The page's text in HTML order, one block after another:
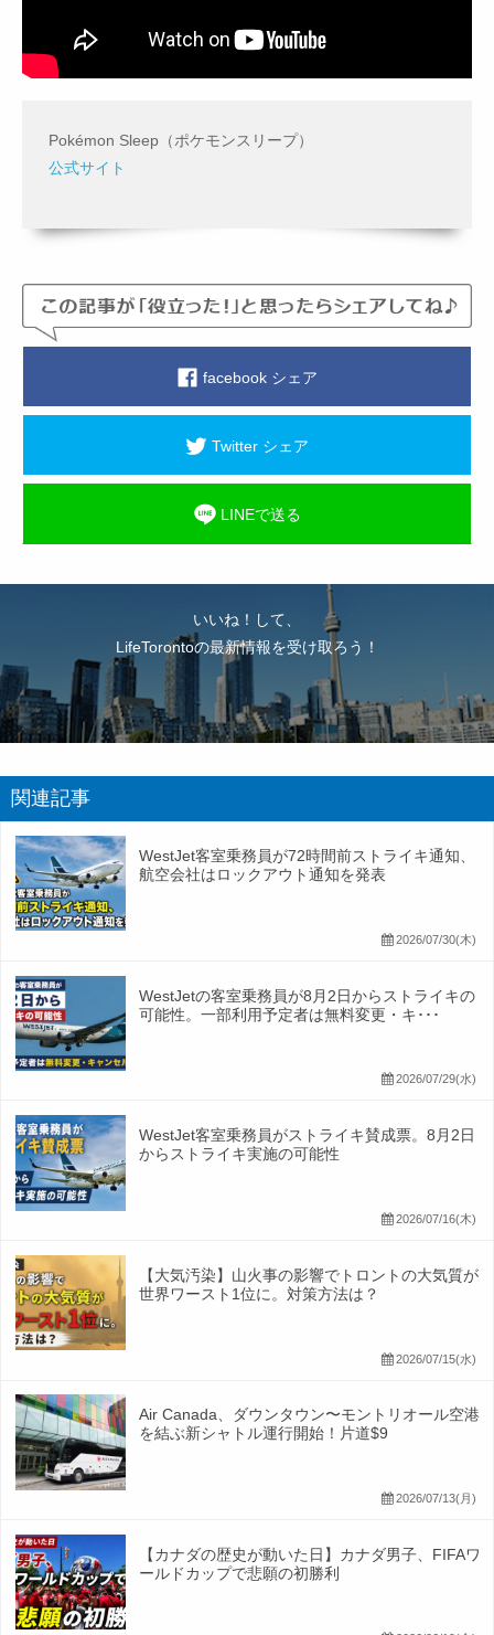
Pokémon Sleep（ポケモンスリープ）
公式サイト
facebook シェア
Twitter シェア
LINEで送る
いいね！して、
LifeTorontoの最新情報を受け取ろう！
関連記事
WestJet客室乗務員が72時間前ストライキ通知、
航空会社はロックアウト通知を発表
2026/07/30(木)
WestJetの客室乗務員が8月2日からストライキの
可能性。一部利用予定者は無料変更・キ･･･
2026/07/29(水)
WestJet客室乗務員がストライキ賛成票。8月2日
からストライキ実施の可能性
2026/07/16(木)
【大気汚染】山火事の影響でトロントの大気質が
世界ワースト1位に。対策方法は？
2026/07/15(水)
Air Canada、ダウンタウン〜モントリオール空港
を結ぶ新シャトル運行開始！片道$9
2026/07/13(月)
【カナダの歴史が動いた日】カナダ男子、FIFAワ
ールドカップで悲願の初勝利